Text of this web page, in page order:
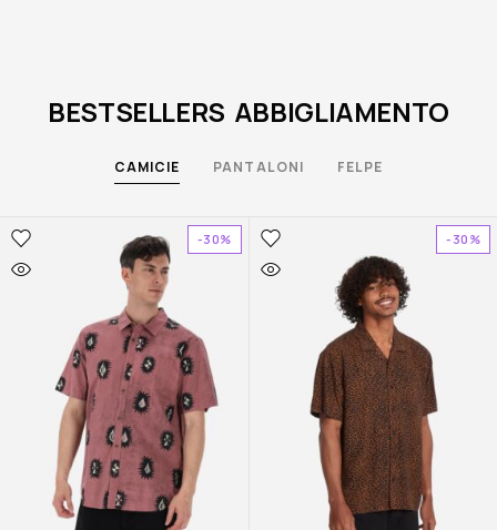
BESTSELLERS ABBIGLIAMENTO
CAMICIE PANTALONI FELPE
-30% -30%